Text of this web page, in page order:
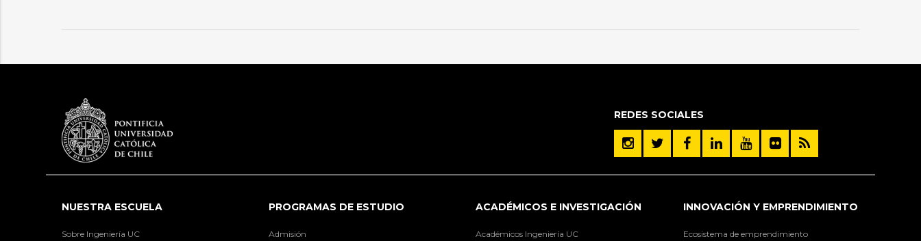
REDES SOCIALES
NUESTRA ESCUELA
Sobre Ingeniería UC
PROGRAMAS DE ESTUDIO
Admisión
ACADÉMICOS E INVESTIGACIÓN
Académicos Ingeniería UC
INNOVACIÓN Y EMPRENDIMIENTO
Ecosistema de emprendimiento